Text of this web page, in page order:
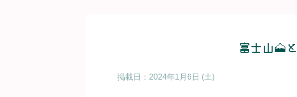
富士山🗻
掲載日： 2024年1月6日 (土)